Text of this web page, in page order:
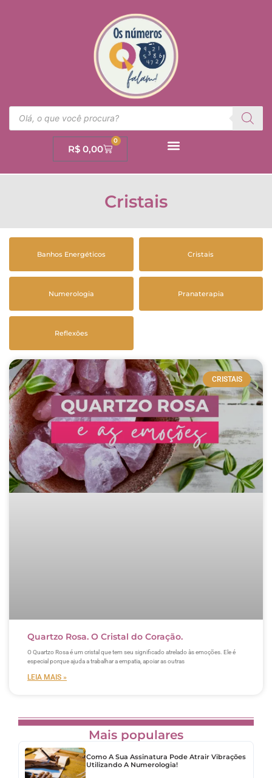
R$0,00
0
Cristais
Mais populares
Como A Sua Assinatura Pode Atrair Vibrações
Utilizando A Numerologia!
Banhos Energéticos Cristais
Numerologia Pranaterapia
Reflexões
CRISTAIS
Quartzo Rosa. O Cristal do Coração.
O Quartzo Rosa é um cristal que tem seu significado atrelado às emoções. Ele é
especial porque ajuda a trabalhar a empatia, apoiar as outras
LEIA MAIS »